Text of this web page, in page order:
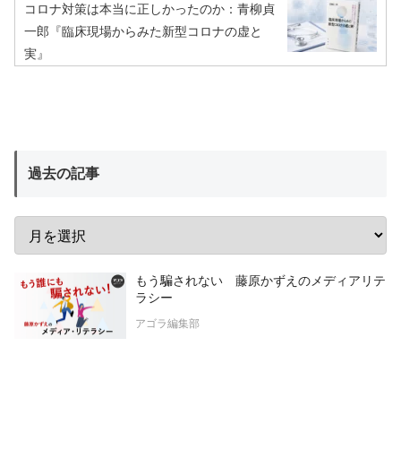
コロナ対策は本当に正しかったのか：青柳貞
一郎『臨床現場からみた新型コロナの虚と
実』
過去の記事
もう騙されない 藤原かずえのメディアリテ
ラシー
アゴラ編集部